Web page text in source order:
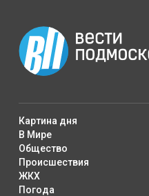
Картина дня
В Мире
Общество
Происшествия
ЖКХ
Погода